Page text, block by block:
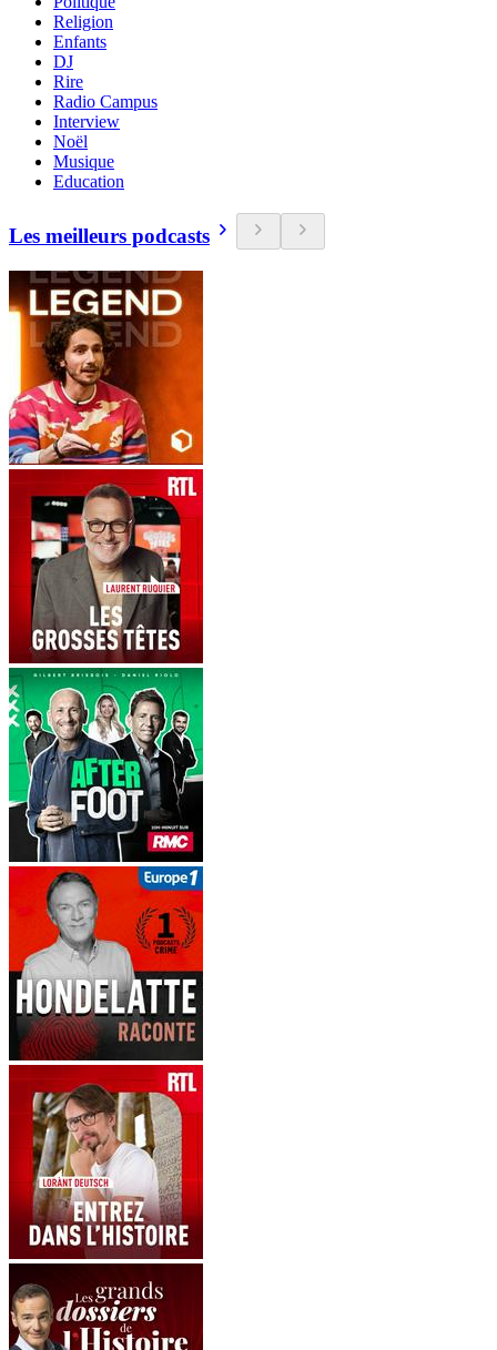
Religion
Enfants
DJ
Rire
Radio Campus
Interview
Noël
Musique
Education
Les meilleurs podcasts